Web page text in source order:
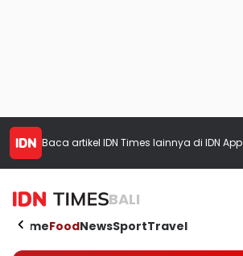
Baca artikel IDN Times lainnya di IDN App
BALI
HomeFoodNewsSportTravel